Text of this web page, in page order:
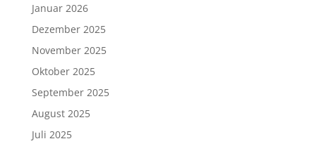
Januar 2026
Dezember 2025
November 2025
Oktober 2025
September 2025
August 2025
Juli 2025